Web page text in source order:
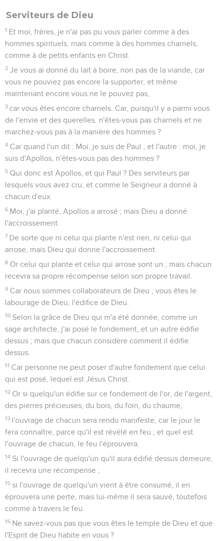
Serviteurs de Dieu
1 Et moi, frères, je n'ai pas pu vous parler comme à des
hommes spirituels, mais comme à des hommes charnels,
comme à de petits enfants en Christ.
2 Je vous ai donné du lait à boire, non pas de la viande, car
vous ne pouviez pas encore la supporter, et même
maintenant encore vous ne le pouvez pas,
3 car vous êtes encore charnels. Car, puisqu'il y a parmi vous
de l'envie et des querelles, n'êtes-vous pas charnels et ne
marchez-vous pas à la manière des hommes ?
4 Car quand l'un dit : Moi, je suis de Paul ; et l'autre : moi, je
suis d'Apollos, n'êtes-vous pas des hommes ?
5 Qui donc est Apollos, et qui Paul ? Des serviteurs par
lesquels vous avez cru, et comme le Seigneur a donné à
chacun d'eux.
6 Moi, j'ai planté, Apollos a arrosé ; mais Dieu a donné
l'accroissement.
7 De sorte que ni celui qui plante n'est rien, ni celui qui
arrose, mais Dieu qui donne l'accroissement.
8 Or celui qui plante et celui qui arrose sont un ; mais chacun
recevra sa propre récompense selon son propre travail.
9 Car nous sommes collaborateurs de Dieu ; vous êtes le
labourage de Dieu, l'édifice de Dieu.
10 Selon la grâce de Dieu qui m'a été donnée, comme un
sage architecte, j'ai posé le fondement, et un autre édifie
dessus ; mais que chacun considère comment il édifie
dessus.
11 Car personne ne peut poser d'autre fondement que celui
qui est posé, lequel est Jésus Christ.
12 Or si quelqu'un édifie sur ce fondement de l'or, de l'argent,
des pierres précieuses, du bois, du foin, du chaume,
13 l'ouvrage de chacun sera rendu manifeste, car le jour le
fera connaître, parce qu'il est révélé en feu ; et quel est
l'ouvrage de chacun, le feu l'éprouvera.
14 Si l'ouvrage de quelqu'un qu'il aura édifié dessus demeure,
il recevra une récompense ;
15 si l'ouvrage de quelqu'un vient à être consumé, il en
éprouvera une perte, mais lui-même il sera sauvé, toutefois
comme à travers le feu.
16 Ne savez-vous pas que vous êtes le temple de Dieu et que
l'Esprit de Dieu habite en vous ?